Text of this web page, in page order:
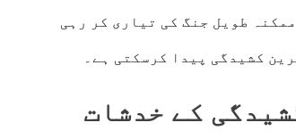
طویل جنگ کی تیاری کر رہی
کشیدگی پیدا کرسکتی ہے۔
کے خدشات